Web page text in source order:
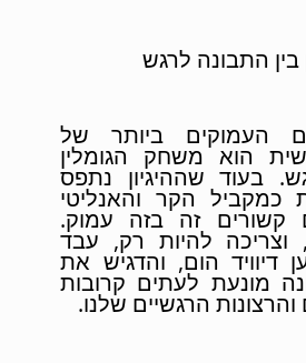
התבונה לרגש
העמוקים ביותר של
הוא משחק הגומלין
בעוד שההיגיון נתפס
כמקביל הקר והאנליטי
קשורים זה בזה עמוק.
וצריכה להיות רק, עבד
דיוויד הום, והדגיש את
מונעת לעתים קרובות
הרגשיים שלנו.